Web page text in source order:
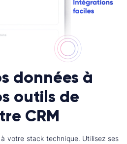
données à
outils de
CRM
votre stack technique. Utilisez ses